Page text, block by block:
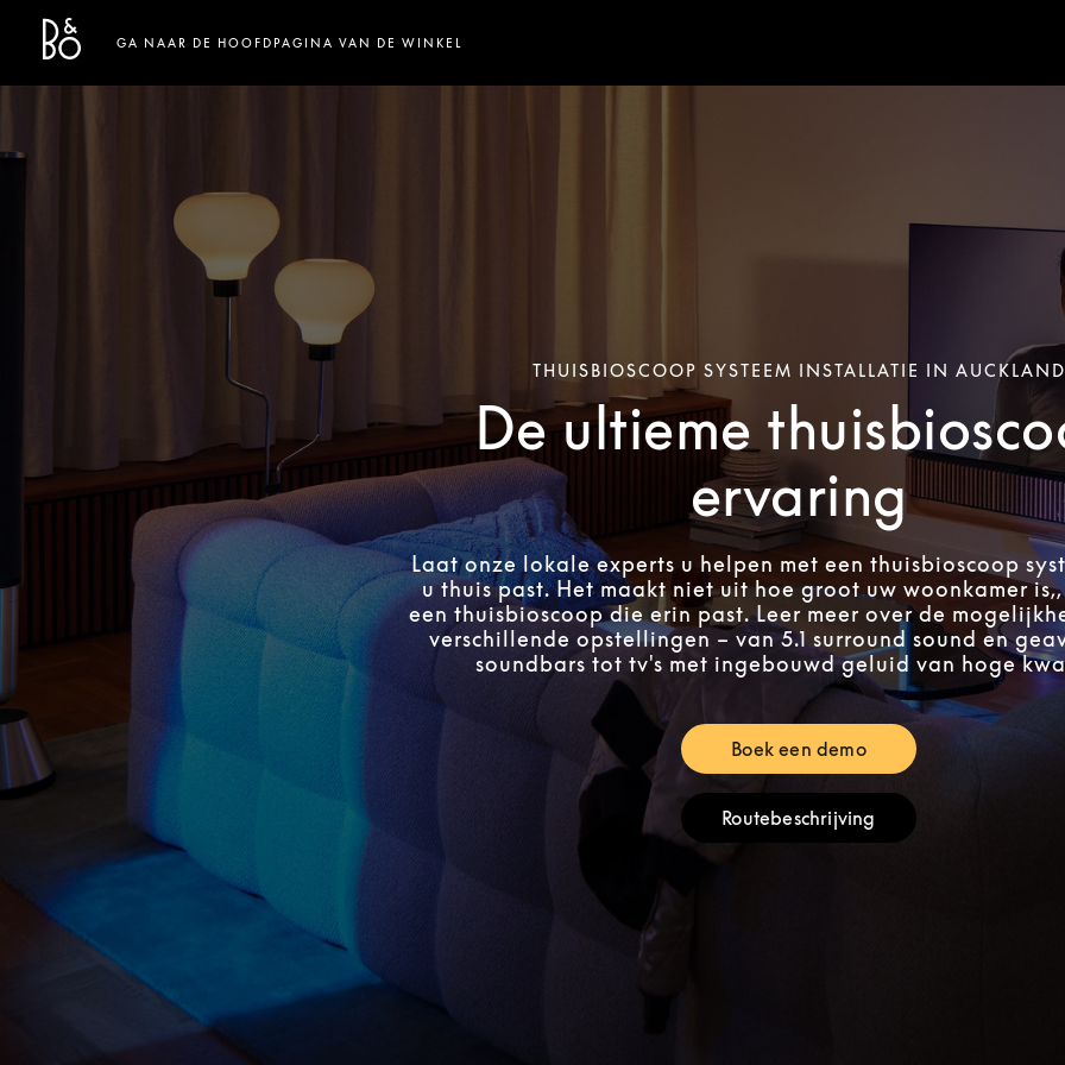
Bang & Olufsen - Exist to Create
Link Opens in New Tab
GA NAAR DE HOOFDPAGINA VAN DE WINKEL
THUISBIOSCOOP SYSTEEM INSTALLATIE IN AUCKLAND
De ultieme
ervaring
Laat onze lokale experts u helpen met een thuisbioscoop
u thuis past. Het maakt niet uit hoe groot uw woonkamer
een thuisbioscoop die erin past. Leer meer over de
verschillende opstellingen – van 5.1 surround sound en
soundbars tot tv's met ingebouwd geluid van hoge
Boek een demoLink Opens in New Tab
RoutebeschrijvingLink Opens in New Tab